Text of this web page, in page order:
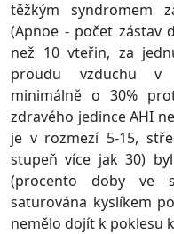
těžkým syndromem
(Apnoe - počet zástav
než 10 vteřin, za
proudu vzduchu v
minimálně o 30%
zdravého jedince AHI
je v rozmezí 5-15,
stupeň více jak 30)
(procento doby ve
saturována kyslíkem
nemělo dojít k poklesu